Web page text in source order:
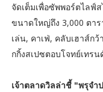
จัดเต็มเพื่อซัพพอร์ตไลฟ์
ขนาดใหญ่ถึง 3,000 ตาร
เล่น, คาเฟ่, คลับเฮาส์ก
กกิ้งสเปซตอบโจทย์เทร
เจ้าตลาดวิลล่าชี้ "พรุจ